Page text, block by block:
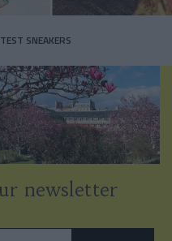
SNEAKERS
newsletter